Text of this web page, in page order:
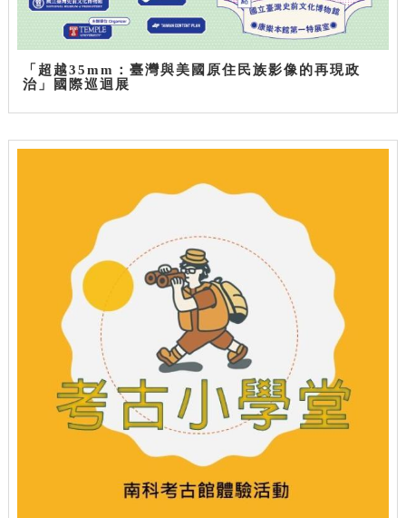
「超越35mm：臺灣與美國原住民族影像的再現政
治」國際巡迴展